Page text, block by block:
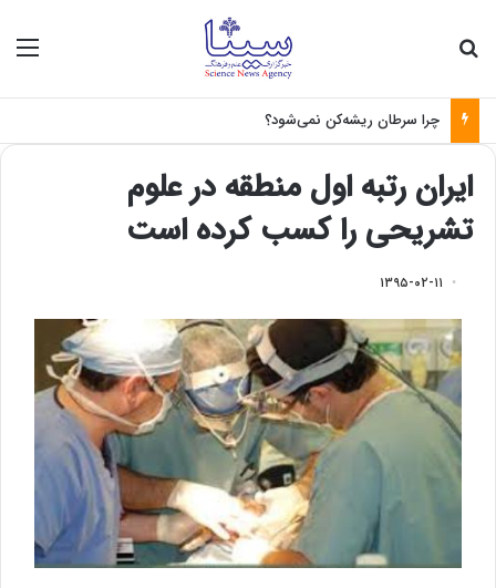
چرا سرطان ریشه‌کن نمی‌شود؟
ایران رتبه اول منطقه در علوم
تشریحی را کسب کرده است
۱۳۹۵-۰۲-۱۱